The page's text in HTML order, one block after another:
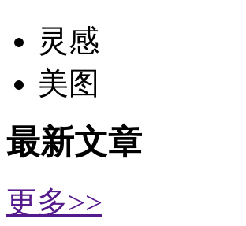
灵感
美图
最新文章
更多>>